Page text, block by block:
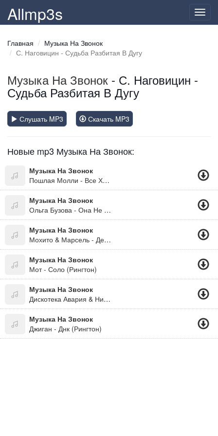
Allmp3s
Главная
Музыка На Звонок
С. Наговицин - Судьба Разбитая В Дугу
Музыка На Звонок - С. Наговицин -
Судьба Разбитая В Дугу
Слушать MP3 Скачать MP3
Новые mp3 Музыка На Звонок:
Музыка На Звонок
Пошлая Молли - Все Хотят Меня Поцеловать (Версия 2) (Рингтон)
Музыка На Звонок
Ольга Бузова - Она Не Боится (Версия 2) (Рингтон)
Музыка На Звонок
Мохито & Марсель - Делать Тебя Счастливым (Версия 2) (Рингтон)
Музыка На Звонок
Мот - Соло (Рингтон)
Музыка На Звонок
Дискотека Авария & Николай Басков - Фантазёр (Рингтон)
Музыка На Звонок
Джиган - Днк (Рингтон)